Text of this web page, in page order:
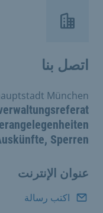
اتصل بنا
Sperren
München
عنوان الإنترنت
اكتب رسالة